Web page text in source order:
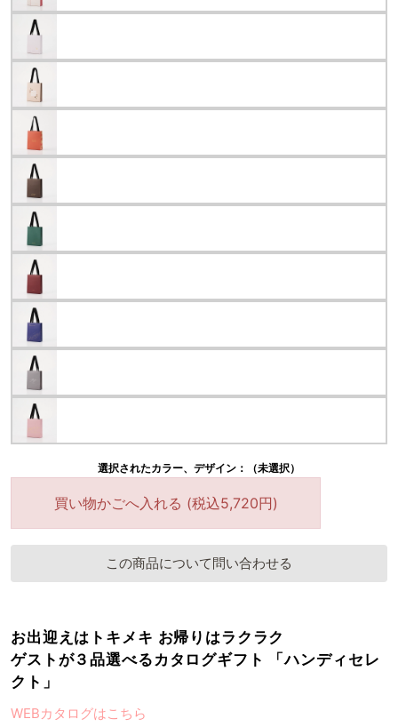
選択されたカラー、デザイン：（未選択）
買い物かごへ入れる (税込5,720円)
この商品について問い合わせる
お出迎えはトキメキ お帰りはラクラク
ゲストが３品選べるカタログギフト 「ハンディセレ
クト」
WEBカタログはこちら